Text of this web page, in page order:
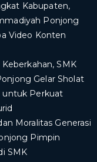
Kabupaten,
Ponjong
Video Konten
SMK
Gelar Sholat
untuk Perkuat
Moralitas Generasi
Pimpin
SMK